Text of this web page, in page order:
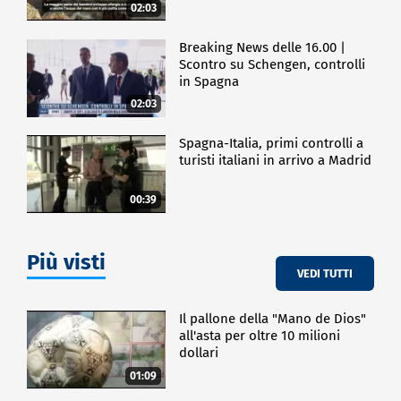
02:03
02:03
Breaking News delle 16.00 |
Scontro su Schengen, controlli
in Spagna
00:39
Spagna-Italia, primi controlli a
turisti italiani in arrivo a Madrid
Più visti VEDI TUTTI
01:09
Il pallone della "Mano de Dios"
all'asta per oltre 10 milioni
dollari